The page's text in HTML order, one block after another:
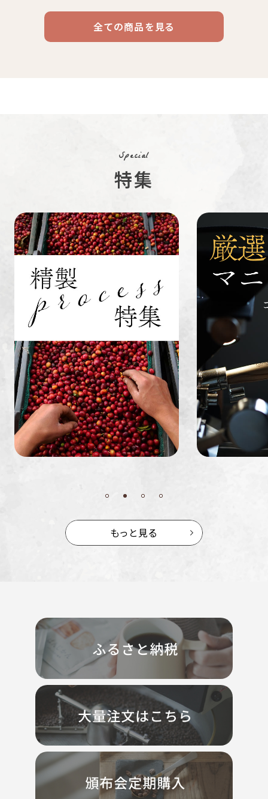
コーヒー
リキッド
コーヒー
豆・粉
すてきな道
具
生活雑貨 福袋
業務用 定期便
ケニア
ブラジル
インドネシ
ア
ホンジュラ
ミャンマー ルワンダ
全ての商品を見る
Special
特集
もっと見る